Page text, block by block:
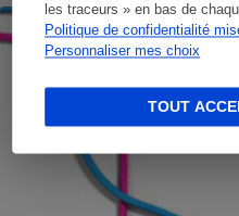
les traceurs » en bas de
Politique de confidentialité
Personnaliser mes choix
TOUT